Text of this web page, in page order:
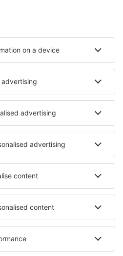
Cazare în Rawdon
Cazare în Medicine Hat
Cazare în Cochrane (AB)
- orașe
în Villeneuve d'Olmes
Cazare în Sangalkam
Lipnice nad Sázavou
în Peštani
- regiuni